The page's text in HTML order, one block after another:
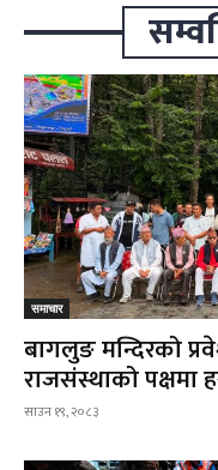
समाचार
बागलुङ मन्दिरको
राजसंस्थाको पक्षमा
साउन १९, २०८३